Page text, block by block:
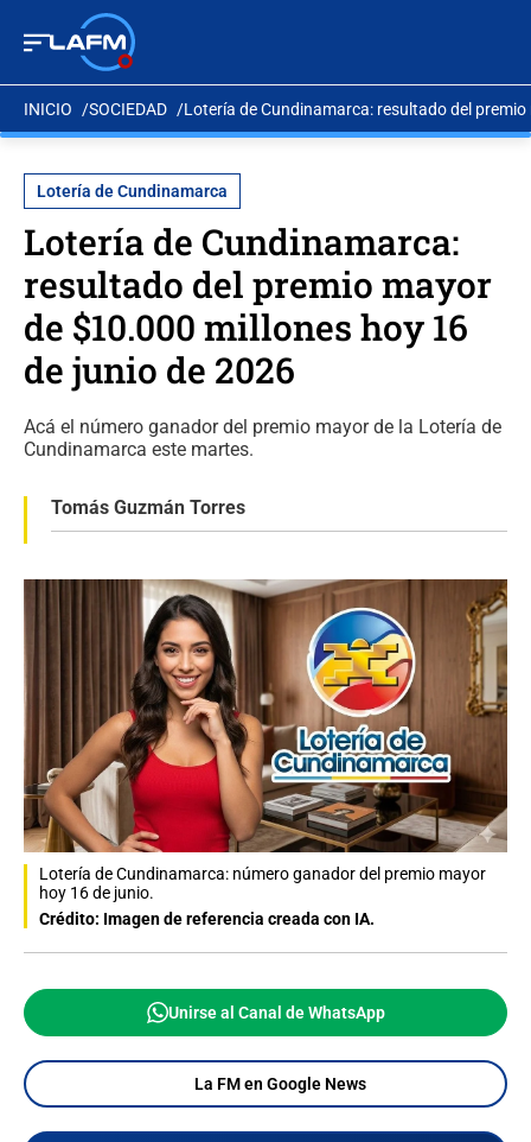
INICIO SOCIEDAD Lotería de Cundinamarca: resultado del
Lotería de Cundinamarca
Lotería de Cundinamarca:
resultado del premio mayor
de $10.000 millones hoy 16
de junio de 2026
Acá el número ganador del premio mayor de la Lotería de
Cundinamarca este martes.
Tomás Guzmán Torres
Lotería de Cundinamarca: número ganador del premio mayor
hoy 16 de junio.
Crédito: Imagen de referencia creada con IA.
Unirse al Canal de WhatsApp
La FM en Google News